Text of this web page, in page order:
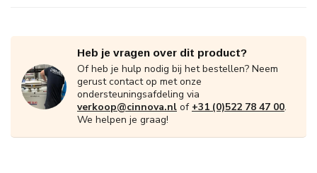
Heb je vragen over dit product?
Of heb je hulp nodig bij het bestellen? Neem
gerust contact op met onze
ondersteuningsafdeling via
verkoop@cinnova.nl of +31 (0)522 78 47 00.
We helpen je graag!